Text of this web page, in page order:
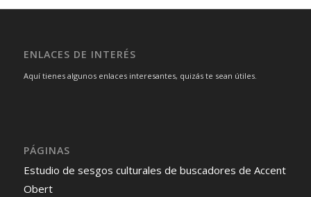
ENLACES DE INTERÉS
Aquí tienes algunos enlaces interesantes, quizás te sean útiles.
PÁGINAS
Estudio de sesgos culturales de buscadores de Accent
Obert